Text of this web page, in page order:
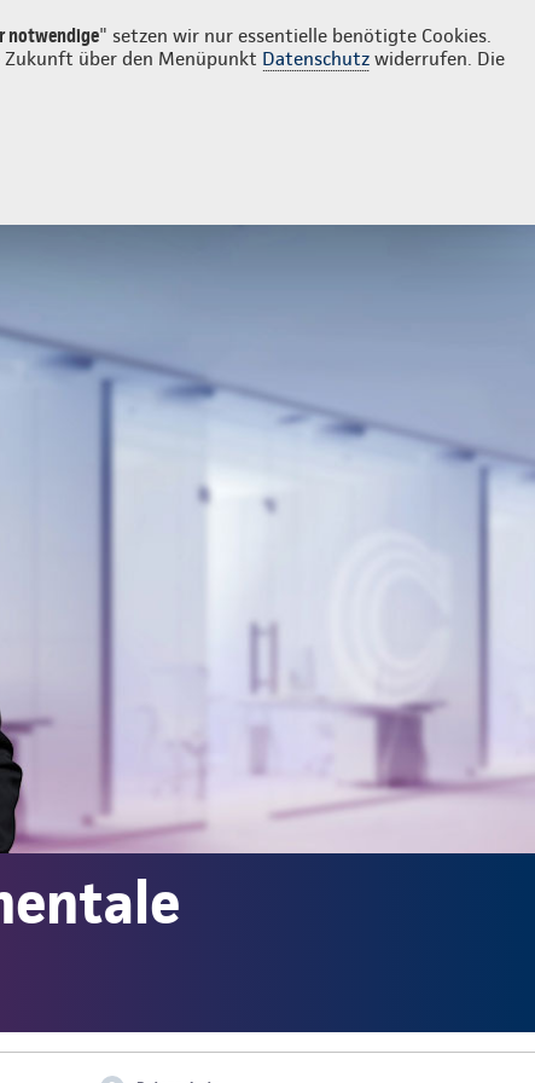
notwendige" setzen wir nur essentielle benötigte Cookies.
Zukunft über den Menüpunkt Datenschutz widerrufen. Die
Login Kontakt 0211 68771580